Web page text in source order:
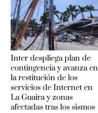
Inter despliega plan de
contingencia y avanza en
la restitución de los
servicios de Internet en
La Guaira y zonas
afectadas tras los sismos